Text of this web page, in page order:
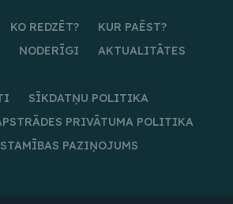
KO REDZĒT?
KUR PAĒST?
NODERĪGI AKTUALITĀTES
SĪKDATŅU POLITIKA
PRIVĀTUMA POLITIKA
PAZIŅOJUMS